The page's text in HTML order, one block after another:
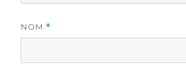
NOM *